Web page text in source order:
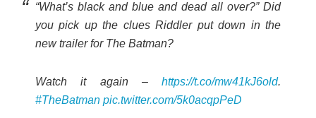
“What’s black and blue and dead all over?” Did
you pick up the clues Riddler put down in the
new trailer for The Batman?
Watch it again – https://t.co/mw41kJ6old.
#TheBatman pic.twitter.com/5k0acqpPeD